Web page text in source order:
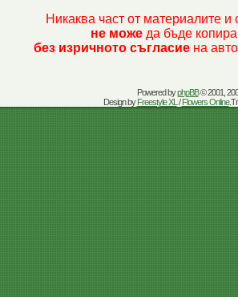
Никаква част от материалите
не може да бъде
без изричното съгласиена
Powered byphpBB© 2001,
Design byFreestyle XL /Flowers Online